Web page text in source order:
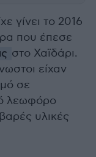
γίνει το 2016
που έπεσε
στο Χαϊδάρι.
είχαν
σε
λεωφόρο
υλικές